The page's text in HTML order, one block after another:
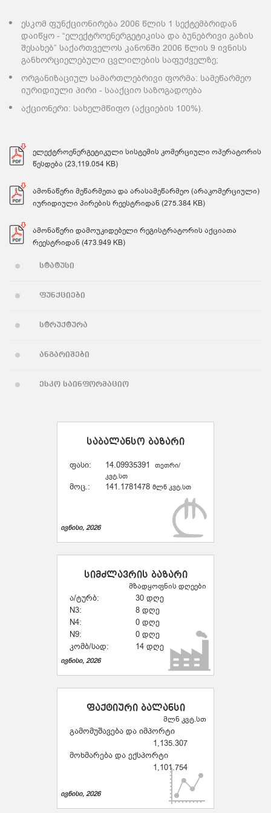
ესკომ ფუნქციონირება 2006 წლის 1 სექტემბრიდან
დაიწყო - “ელექტროენერგეტიკისა და ბუნებრივი გაზის
შესახებ” საქართველოს კანონში 2006 წლის 9 ივნისს
განხორციელებული ცვლილების საფუძველზე;
ორგანიზაციულ სამართლებრივი ფორმა: სამეწარმეო
იურიდიული პირი - სააქციო საზოგადოება
აქციონერი: სახელმწიფო (აქციების 100%).
ელექტროენერგეტიკული სისტემის კომერციული ოპერატორის
წესდება (23,119.054 KB)
ამონაწერი მეწარმეთა და არასამეწარმეო (არაკომერციული)
იურიდიული პირების რეესტრიდან (275.384 KB)
ამონაწერი დამოუკიდებელი რეგისტრატორის აქციათა
რეესტრიდან (473.949 KB)
სტატუსი
ფუნქციები
სტრუქტურა
ანგარიშები
ესკო საინფორმაციო
საბალანსო ბაზარი
ფასი: 14.09935391
თეთრი/
კვტ.სთ
მოც.: 141.1781478 მლნ კვტ.სთ
ივნისი, 2026
სიმძლავრის ბაზარი
მზადყოფნის დღეები
ა/ტურბ:
30 დღე
N3:
8 დღე
N4:
0 დღე
N9:
0 დღე
კომბ/სად:
14 დღე
ივნისი, 2026
ფაქტიური ბალანსი
მლნ კვტ.სთ
გამომუშავება და იმპორტი
1,135.307
მოხმარება და ექსპორტი
1,101.754
ივნისი, 2026